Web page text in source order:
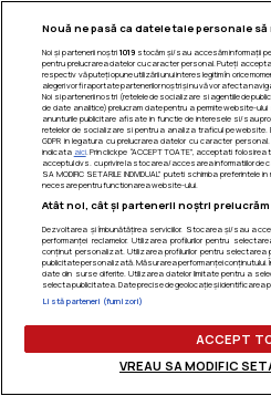
Nouă ne pasă ca datele tale personale
Noi și partenerii noștri 1019stocăm și/sau accesăm informații
pentru prelucrarea datelor cu caracter personal. Puteți
respectiv vă puteți opune utilizării unui interes legitim în orice
alegeri vor fi raportate partenerilor noștri și nu vă vor afecta
Noi si partenerii nostri (retelele de socializare si agentiile de
de date analitice) prelucram date pentru a permite website-
anunturile publicitare afisate in functie de interesele si/sau
retelelor de socializare si pentru a analiza traficul pe website.
GDPR in legatura cu prelucrarea datelor cu caracter
indicata aici. Prin click pe “ACCEPT TOATE”, acceptati folosirea
acceptul dvs. cu privire la stocarea/accesarea informatiilor de
SA MODIFIC SETARILE INDIVIDUAL” puteti schimba
necesare pentru functionarea website-ului.
Atât noi, cât și partenerii noștri
Dezvoltarea și îmbunătățirea serviciilor. Stocarea și/sau
performanței reclamelor. Utilizarea profilurilor pentru
conținut personalizat. Utilizarea profilurilor pentru selectarea
publicitate personalizată. Măsurarea performanței conținutului.
date din surse diferite. Utilizarea datelor limitate pentru a
selecta publicitatea. Date precise de geolocație și identificarea
Listă parteneri (furnizori)
ACCEPT
VREAU SA MODIFIC